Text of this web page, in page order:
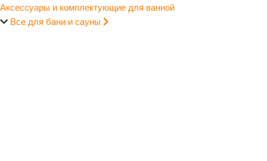
Аксессуары и комплектующие для ванной
Все для бани и сауны